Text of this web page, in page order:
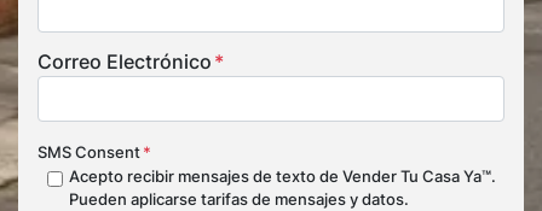
Correo Electrónico *
SMS Consent *
Acepto recibir mensajes de texto de Vender Tu Casa Ya™.
Pueden aplicarse tarifas de mensajes y datos.